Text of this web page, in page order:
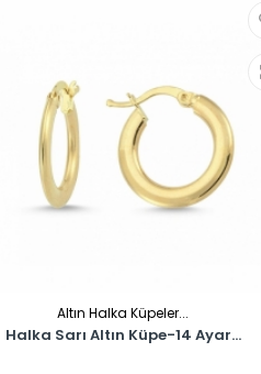
Altın Halka Küpeler...
Halka Sarı Altın Küpe-14 Ayar...